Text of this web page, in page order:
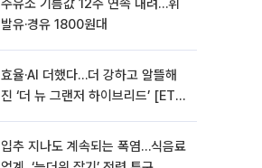
주유소 기름값 12주 연속 내려…휘
발유·경유 1800원대
효율·AI 더했다…더 강하고 알뜰해
진 ‘더 뉴 그랜저 하이브리드’ [ET의
입추 지나도 계속되는 폭염…식음료